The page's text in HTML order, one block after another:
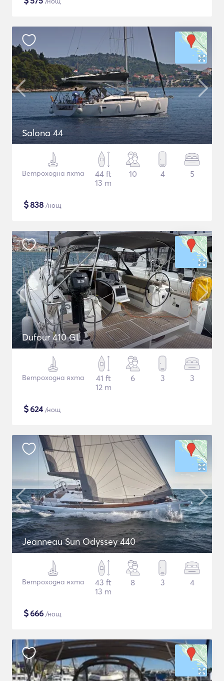
Salona 44
Ветроходна яхта
44 ft
13 m
10 4 5
$838 /нощ
Dufour 410 GL
Ветроходна яхта
41 ft
12 m
6 3 3
$624/нощ
Jeanneau Sun Odyssey 440
Ветроходна яхта
43 ft
13 m
8 3 4
$666 /нощ